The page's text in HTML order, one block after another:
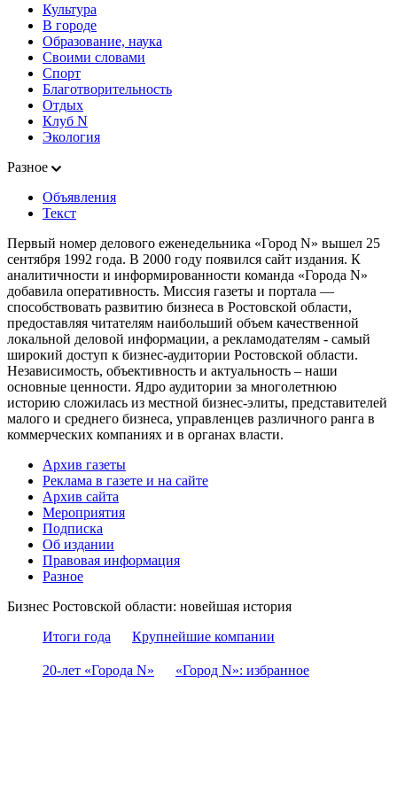
Культура
В городе
Образование, наука
Своими словами
Спорт
Благотворительность
Отдых
Клуб N
Экология
Разное
Объявления
Текст
Первый номер делового еженедельника «Город N» вышел 25
сентября 1992 года. В 2000 году появился сайт издания. К
аналитичности и информированности команда «Города N»
добавила оперативность. Миссия газеты и портала —
способствовать развитию бизнеса в Ростовской области,
предоставляя читателям наибольший объем качественной
локальной деловой информации, а рекламодателям - самый
широкий доступ к бизнес-аудитории Ростовской области.
Независимость, объективность и актуальность – наши
основные ценности. Ядро аудитории за многолетнюю
историю сложилась из местной бизнес-элиты, представителей
малого и среднего бизнеса, управленцев различного ранга в
коммерческих компаниях и в органах власти.
Архив газеты
Реклама в газете и на сайте
Архив сайта
Мероприятия
Подписка
Об издании
Правовая информация
Разное
Бизнес Ростовской области: новейшая история
Итоги года
Крупнейшие компании
20-лет «Города N» «Город N»: избранное